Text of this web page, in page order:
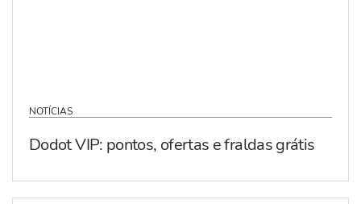
NOTÍCIAS
Dodot VIP: pontos, ofertas e fraldas grátis